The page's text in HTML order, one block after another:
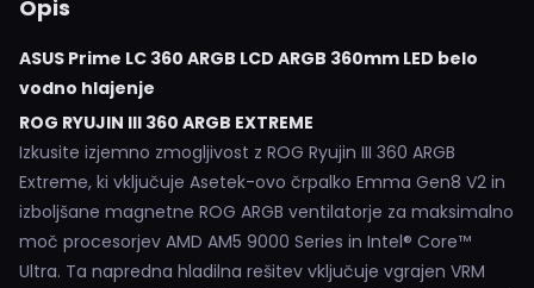
Opis
ASUS Prime LC 360 ARGB LCD ARGB 360mm LED belo
vodno hlajenje
ROG RYUJIN III 360 ARGB EXTREME
Izkusite izjemno zmogljivost z ROG Ryujin III 360 ARGB
Extreme, ki vključuje Asetek-ovo črpalko Emma Gen8 V2 in
izboljšane magnetne ROG ARGB ventilatorje za maksimalno
moč procesorjev AMD AM5 9000 Series in Intel® Core™
Ultra. Ta napredna hladilna rešitev vključuje vgrajen VRM